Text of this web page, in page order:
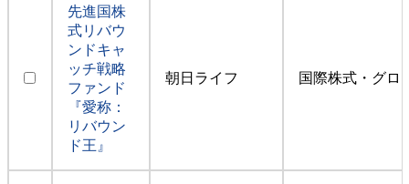
先進国株
式リバウ
ンドキャ
ッチ戦略
ファンド
『愛称：
リバウン
ド王』
朝日ライフ 国際株式・グロ